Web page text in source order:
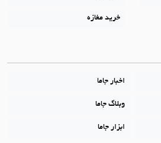
خرید مغازه
اخبار جاما
وبلاگ جاما
ابزار جاما